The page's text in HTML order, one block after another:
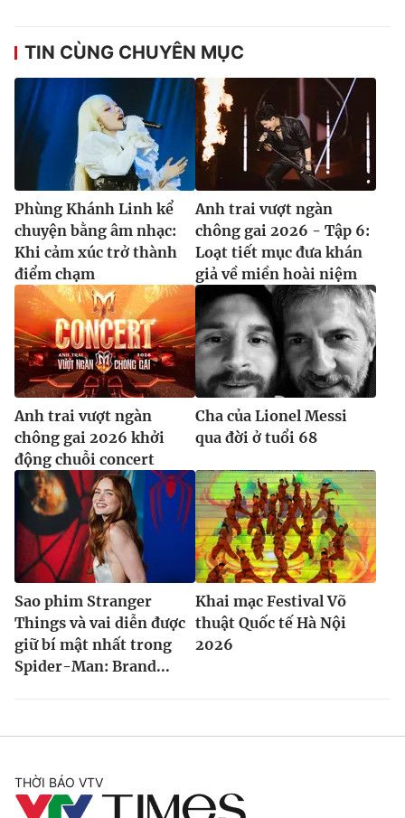
Liên hệ quảng cáo:024-7300.7108
® Cấm sao chép dưới mọi hình thức nếu không có sự chấp
thuận bằng văn bản. Ghi rõ nguồn VTV.vn khi phát hành lại
thông tin từ website này.
TIN CÙNG CHUYÊN MỤC
Phùng Khánh Linh kể
chuyện bằng âm nhạc:
Khi cảm xúc trở thành
điểm chạm
Anh trai vượt ngàn
chông gai 2026 - Tập 6:
Loạt tiết mục đưa khán
giả về miền hoài niệm
Anh trai vượt ngàn
chông gai 2026 khởi
động chuỗi concert
Cha của Lionel Messi
qua đời ở tuổi 68
Sao phim Stranger
Things và vai diễn được
giữ bí mật nhất trong
Spider-Man: Brand...
Khai mạc Festival Võ
thuật Quốc tế Hà Nội
2026
THỜI BÁO VTV